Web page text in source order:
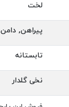
لخت
پیراهن,
تابستانه
نخی گلدار